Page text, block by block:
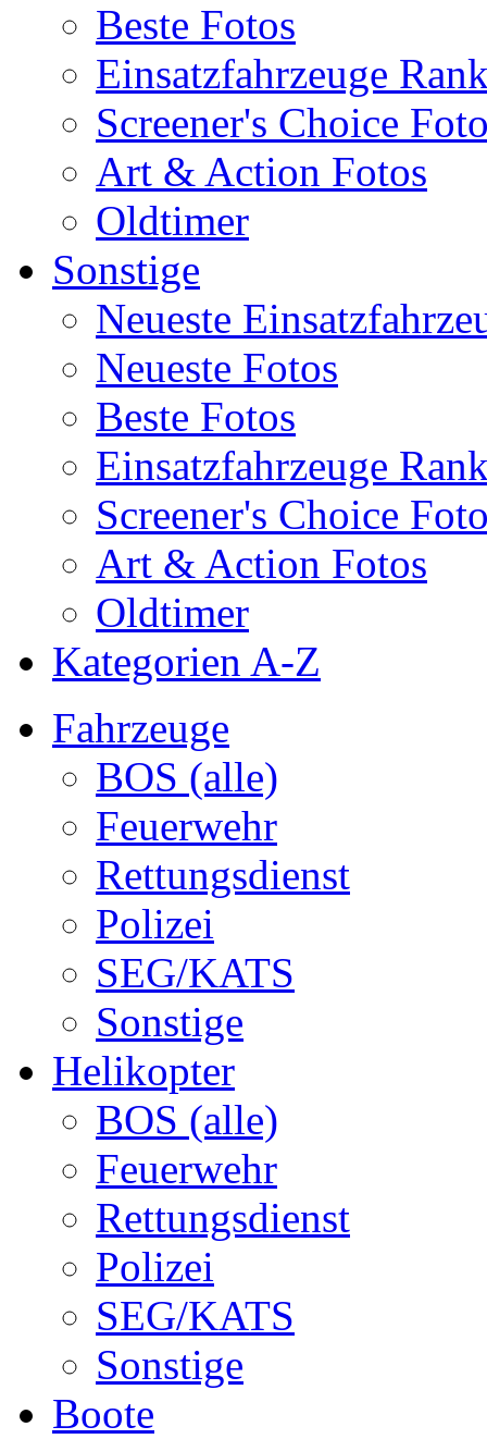
Beste Fotos
Einsatzfahrzeuge
Screener's Choice
Art & Action Fotos
Oldtimer
Sonstige
Neueste
Neueste Fotos
Beste Fotos
Einsatzfahrzeuge
Screener's Choice
Art & Action Fotos
Oldtimer
Kategorien A-Z
Fahrzeuge
BOS (alle)
Feuerwehr
Rettungsdienst
Polizei
SEG/KATS
Sonstige
Helikopter
BOS (alle)
Feuerwehr
Rettungsdienst
Polizei
SEG/KATS
Sonstige
Boote